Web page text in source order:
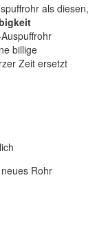
als diesen,
billige
Zeit ersetzt
Rohr